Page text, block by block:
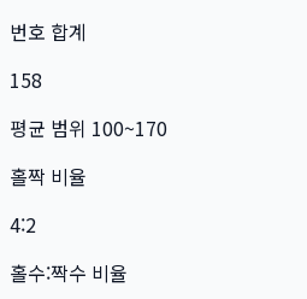
번호 합계
158
평균 범위 100~170
홀짝 비율
4:2
홀수:짝수 비율